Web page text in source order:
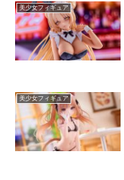
美少女フィギュア
美少女フィギュア